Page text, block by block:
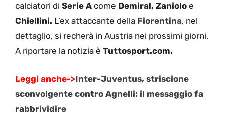
calciatori di Serie A come Demiral, Zaniolo e
Chiellini. L’ex attaccante della Fiorentina, nel
dettaglio, si recherà in Austria nei prossimi giorni.
A riportare la notizia è Tuttosport.com.
Leggi anche->Inter-Juventus, striscione
sconvolgente contro Agnelli: il messaggio fa
rabbrividire